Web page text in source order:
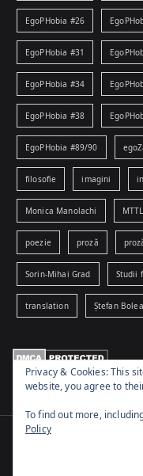
EgoPHobia #26
EgoPHobia #31
EgoPHobia #34
EgoPHobia #38
EgoPHobia #89/90
filosofie imagini
Monica Manolachi
poezie proză
Sorin-Mihai Grad Studii
translation Ștefan Bolea
Privacy & Cookies: This
website, you agree to
To find out more,
Policy